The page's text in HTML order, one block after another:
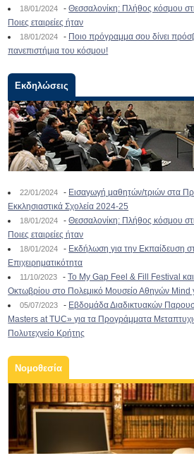
18/01/2024 -Θεσσαλονίκη: Πλήθος κόσμου
Ποιες εταιρείες ήταν
18/01/2024 - Ποιο πρόγραμμα σου δίνει
πανεπιστήμια του κόσμου!
Εκδηλώσεις
22/01/2024 - Εισαγωγή μαθητών/τριών στα
Εκκλησιαστικά Σχολεία 2024-25
18/01/2024 -Θεσσαλονίκη: Πλήθος κόσμου
Ποιες εταιρείες ήταν
18/01/2024 - Εκδήλωση για την Εκπαίδευση
Επιχειρηματικότητα
11/10/2023 -To My Gap Feel & Fill Festival
Οκτωβρίου στο Πολεμικό Μουσείο Αθηνών Mind
05/07/2023 - Εβδομάδα Διαδικτυακών
Masters at TUC» για τα Προγράμματα
Πολυτεχνείο Κρήτης
Νομοθεσία